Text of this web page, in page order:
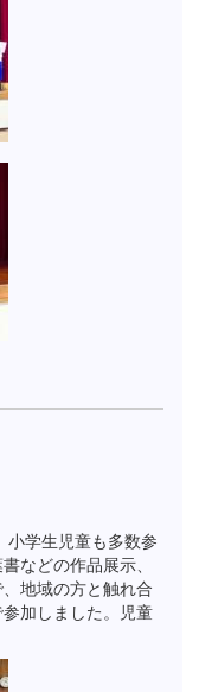
小学生児童も多数参
などの作品展示、
地域の方と触れ合
加しました。児童